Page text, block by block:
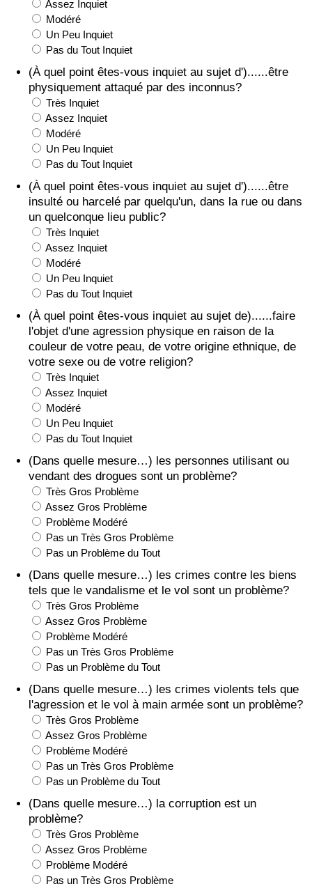
Assez Inquiet
Modéré
Un Peu Inquiet
Pas du Tout Inquiet
(À quel point êtes-vous inquiet au sujet d')......être
physiquement attaqué par des inconnus?
Très Inquiet
Assez Inquiet
Modéré
Un Peu Inquiet
Pas du Tout Inquiet
(À quel point êtes-vous inquiet au sujet d')......être
insulté ou harcelé par quelqu'un, dans la rue ou dans
un quelconque lieu public?
Très Inquiet
Assez Inquiet
Modéré
Un Peu Inquiet
Pas du Tout Inquiet
(À quel point êtes-vous inquiet au sujet de)......faire
l'objet d'une agression physique en raison de la
couleur de votre peau, de votre origine ethnique, de
votre sexe ou de votre religion?
Très Inquiet
Assez Inquiet
Modéré
Un Peu Inquiet
Pas du Tout Inquiet
(Dans quelle mesure…) les personnes utilisant ou
vendant des drogues sont un problème?
Très Gros Problème
Assez Gros Problème
Problème Modéré
Pas un Très Gros Problème
Pas un Problème du Tout
(Dans quelle mesure…) les crimes contre les biens
tels que le vandalisme et le vol sont un problème?
Très Gros Problème
Assez Gros Problème
Problème Modéré
Pas un Très Gros Problème
Pas un Problème du Tout
(Dans quelle mesure…) les crimes violents tels que
l'agression et le vol à main armée sont un problème?
Très Gros Problème
Assez Gros Problème
Problème Modéré
Pas un Très Gros Problème
Pas un Problème du Tout
(Dans quelle mesure…) la corruption est un
problème?
Très Gros Problème
Assez Gros Problème
Problème Modéré
Pas un Très Gros Problème